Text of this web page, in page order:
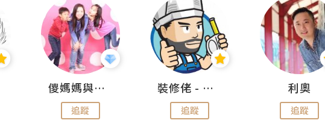
儍媽媽與兩隻小魔怪之家
追蹤
裝修佬 - 香港一站式網上裝修平台
追蹤
利奧
追蹤